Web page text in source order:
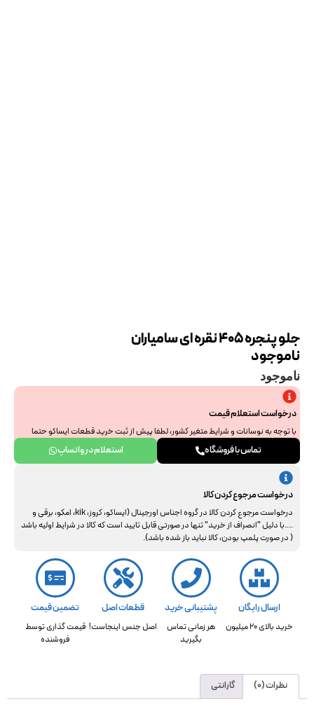
جلو پنجره 405 نقره ای سامیاران
ناموجود
ناموجود
درخواست استعلام قیمت
با توجه به نوسانات و شرایط متغیر کشور، لطفا پیش از ثبت خرید قطعات ایساکو حتما
جهت استعلام نهایی با ما هماهنگ فرمایید. از همراهی و درک شما سپاسگزاریم.
تماس با فروشگاه استعلام در واتساپ
درخواست مرجوع کردن کالا
درخواست مرجوع کردن کالا در گروه اجناس اورجینال (ایساکو، کروز، kik، امکو، برقی و
....با دلیل "انصراف از خرید" تنها در صورتی قابل تایید است که کالا در شرایط اولیه باشد
( در صورت پلمپ بودن، کالا نباید باز شده باشد).
ارسال رایگان
خرید بالای 20 میلیون
پشتیبانی خرید
هر زمانی تماس
بگیرید
قطعات اصل
اصل جنس اینجاست!
تضمین قیمت
قیمت گذاری توسط
فروشنده
نظرات (0) گارانتی